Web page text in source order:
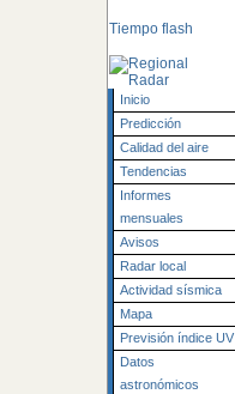
Tiempo flash
Inicio
Predicción
Calidad del aire
Tendencias
Informes
mensuales
Avisos
Radar local
Actividad sísmica
Mapa
Previsión índice UV
Datos
astronómicos